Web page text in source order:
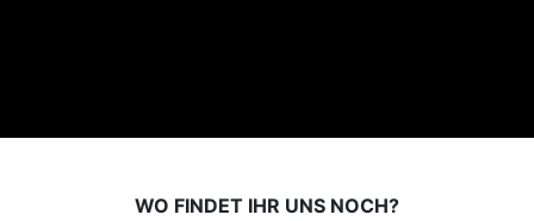
WO FINDET IHR UNS NOCH?